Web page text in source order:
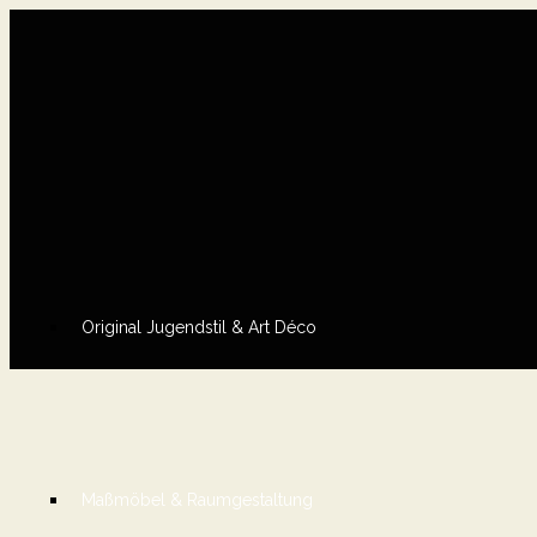
Original Jugendstil & Art Déco
Maßmöbel & Raumgestaltung